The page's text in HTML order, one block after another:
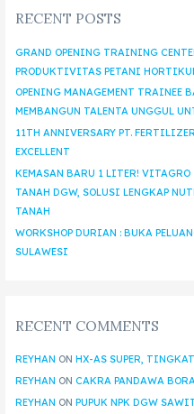
RECENT POSTS
GRAND OPENING TRAINING
PRODUKTIVITAS PETANI
OPENING MANAGEMENT TRAINEE
MEMBANGUN TALENTA UNGGUL
11TH ANNIVERSARY PT.
EXCELLENT
KEMASAN BARU 1 LITER!
TANAH DGW, SOLUSI LENGKAP
TANAH
WORKSHOP DURIAN : BUKA
SULAWESI
RECENT COMMENTS
REYHAN ON HX-AS SUPER,
REYHAN ON CAKRA PANDAWA
REYHAN ON PUPUK NPK DGW